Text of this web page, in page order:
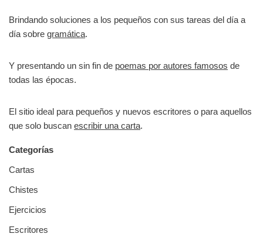
Brindando soluciones a los pequeños con sus tareas del día a
día sobre gramática.
Y presentando un sin fin de poemas por autores famosos de
todas las épocas.
El sitio ideal para pequeños y nuevos escritores o para aquellos
que solo buscan escribir una carta.
Categorías
Cartas
Chistes
Ejercicios
Escritores